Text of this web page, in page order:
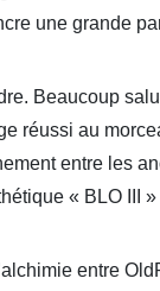
une grande
Beaucoup
réussi au
entre les
« BLO III
entre